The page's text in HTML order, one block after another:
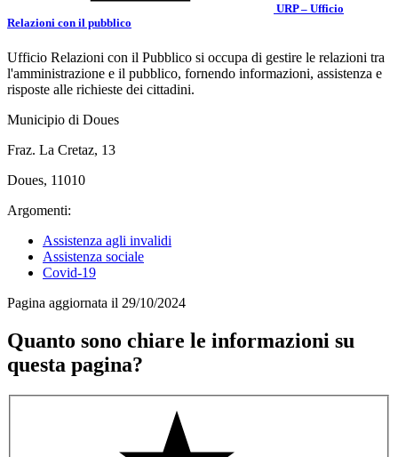
URP – Ufficio
Relazioni con il pubblico
Ufficio Relazioni con il Pubblico si occupa di gestire le relazioni tra
l'amministrazione e il pubblico, fornendo informazioni, assistenza e
risposte alle richieste dei cittadini.
Municipio di Doues
Fraz. La Cretaz, 13
Doues, 11010
Argomenti:
Assistenza agli invalidi
Assistenza sociale
Covid-19
Pagina aggiornata il 29/10/2024
Quanto sono chiare le informazioni su
questa pagina?